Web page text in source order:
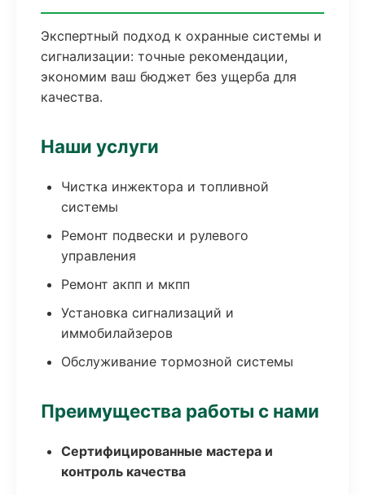
Экспертный подход к охранные системы и
сигнализации: точные рекомендации,
экономим ваш бюджет без ущерба для
качества.
Наши услуги
Чистка инжектора и топливной
системы
Ремонт подвески и рулевого
управления
Ремонт акпп и мкпп
Установка сигнализаций и
иммобилайзеров
Обслуживание тормозной системы
Преимущества работы с нами
Сертифицированные мастера и
контроль качества